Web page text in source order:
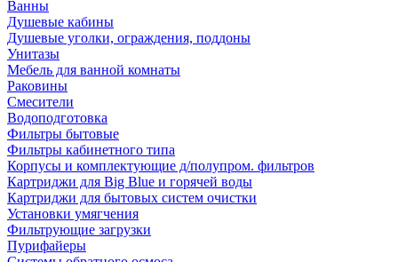
Ванны
Душевые кабины
Душевые уголки, ограждения, поддоны
Унитазы
Мебель для ванной комнаты
Раковины
Смесители
Водоподготовка
Фильтры бытовые
Фильтры кабинетного типа
Корпусы и комплектующие д/полупром. фильтров
Картриджи для Big Blue и горячей воды
Картриджи для бытовых систем очистки
Установки умягчения
Фильтрующие загрузки
Пурифайеры